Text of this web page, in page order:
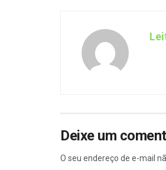
Deixe um
O seu endereço de e-mail